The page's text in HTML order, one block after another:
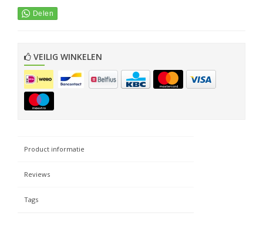
VEILIG WINKELEN
Product informatie
Reviews
Tags